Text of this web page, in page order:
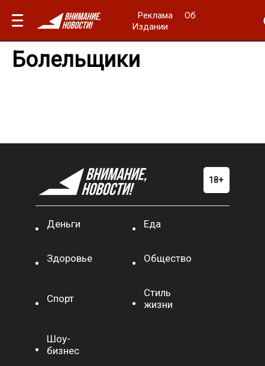
Реклама
Об
Издании
Болельщики
Деньги Еда
Здоровье Общество
Спорт
Стиль
жизни
Шоу-
бизнес